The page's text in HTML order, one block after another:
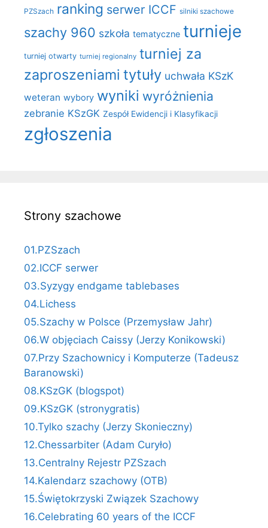
PZSzach ranking serwer ICCF silniki szachowe
szachy 960 szkoła tematyczne turnieje
turniej otwarty turniej regionalny turniej za
zaproszeniami tytuły uchwała KSzK
weteran wybory wyniki wyróżnienia
zebranie KSzGK Zespół Ewidencji i Klasyfikacji
zgłoszenia
Strony szachowe
01.PZSzach
02.ICCF serwer
03.Syzygy endgame tablebases
04.Lichess
05.Szachy w Polsce (Przemysław Jahr)
06.W objęciach Caissy (Jerzy Konikowski)
07.Przy Szachownicy i Komputerze (Tadeusz
Baranowski)
08.KSzGK (blogspot)
09.KSzGK (stronygratis)
10.Tylko szachy (Jerzy Skonieczny)
12.Chessarbiter (Adam Curyło)
13.Centralny Rejestr PZSzach
14.Kalendarz szachowy (OTB)
15.Świętokrzyski Związek Szachowy
16.Celebrating 60 years of the ICCF